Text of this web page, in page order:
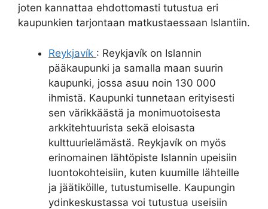
joten kannattaa ehdottomasti tutustua eri
kaupunkien tarjontaan matkustaessaan Islantiin.
Reykjavík : Reykjavík on Islannin
pääkaupunki ja samalla maan suurin
kaupunki, jossa asuu noin 130 000
ihmistä. Kaupunki tunnetaan erityisesti
sen värikkäästä ja monimuotoisesta
arkkitehtuurista sekä eloisasta
kulttuurielämästä. Reykjavík on myös
erinomainen lähtöpiste Islannin upeisiin
luontokohteisiin, kuten kuumille lähteille
ja jäätiköille, tutustumiselle. Kaupungin
ydinkeskustassa voi tutustua useisiin